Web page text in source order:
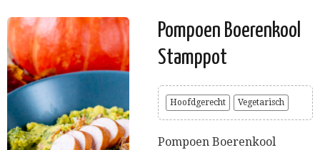
Pompoen Boerenkool
Stamppot
Hoofdgerecht Vegetarisch
Pompoen Boerenkool